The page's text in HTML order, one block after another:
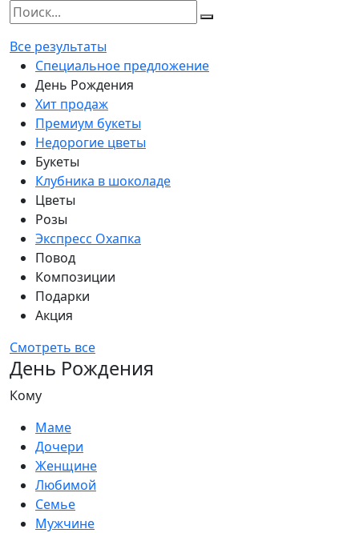
Все результаты
Специальное предложение
День Рождения
Хит продаж
Премиум букеты
Недорогие цветы
Букеты
Клубника в шоколаде
Цветы
Розы
Экспресс Охапка
Повод
Композиции
Подарки
Акция
Смотреть все
День Рождения
Кому
Маме
Дочери
Женщине
Любимой
Семье
Мужчине